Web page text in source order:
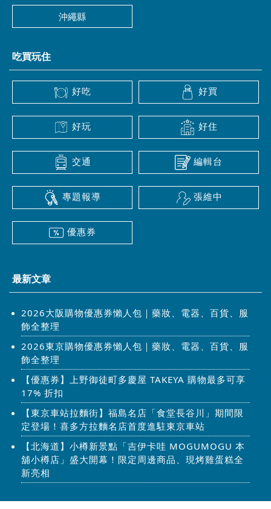
沖繩縣
吃買玩住
好吃 好買
好玩 好住
交通 編輯台
專題報導 張維中
優惠券
最新文章
2026大阪購物優惠券懶人包｜藥妝、電器、百貨、服
飾全整理
2026東京購物優惠券懶人包｜藥妝、電器、百貨、服
飾全整理
【優惠券】上野御徒町多慶屋 TAKEYA 購物最多可享
17% 折扣
【東京車站拉麵街】福島名店「食堂長谷川」期間限
定登場！喜多方拉麵名店首度進駐東京車站
【北海道】小樽新景點「吉伊卡哇 MOGUMOGU 本
舖小樽店」盛大開幕！限定周邊商品、現烤雞蛋糕全
新亮相